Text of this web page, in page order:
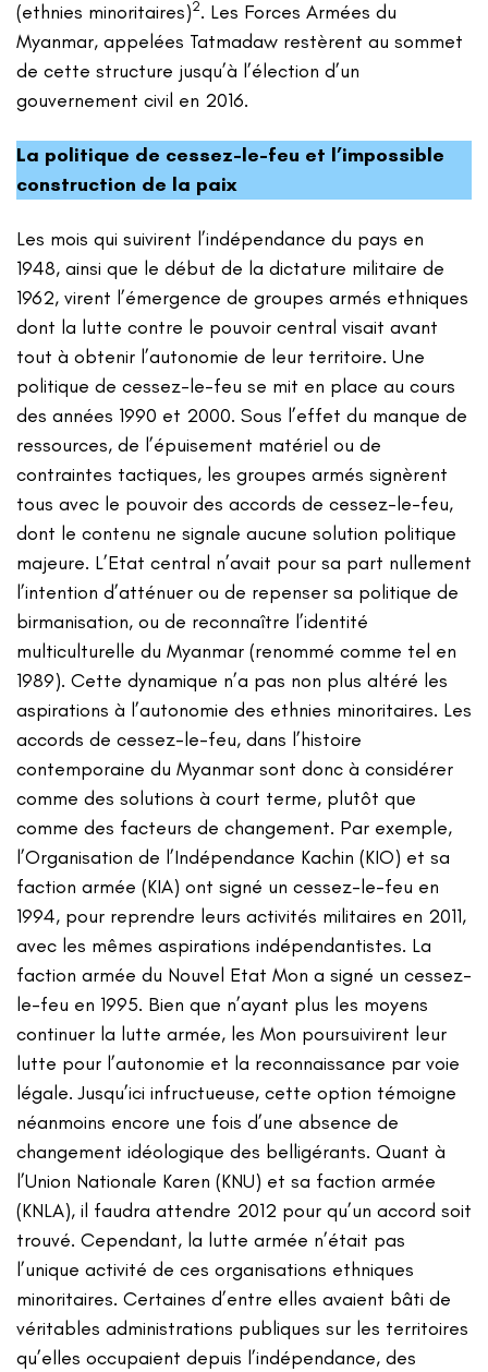
(ethnies minoritaires)2. Les Forces Armées du
Myanmar, appelées Tatmadaw restèrent au sommet
de cette structure jusqu’à l’élection d’un
gouvernement civil en 2016.
La politique de cessez-le-feu et l’impossible
construction de la paix
Les mois qui suivirent l’indépendance du pays en
1948, ainsi que le début de la dictature militaire de
1962, virent l’émergence de groupes armés ethniques
dont la lutte contre le pouvoir central visait avant
tout à obtenir l’autonomie de leur territoire. Une
politique de cessez-le-feu se mit en place au cours
des années 1990 et 2000. Sous l’effet du manque de
ressources, de l’épuisement matériel ou de
contraintes tactiques, les groupes armés signèrent
tous avec le pouvoir des accords de cessez-le-feu,
dont le contenu ne signale aucune solution politique
majeure. L’Etat central n’avait pour sa part nullement
l’intention d’atténuer ou de repenser sa politique de
birmanisation, ou de reconnaître l’identité
multiculturelle du Myanmar (renommé comme tel en
1989). Cette dynamique n’a pas non plus altéré les
aspirations à l’autonomie des ethnies minoritaires. Les
accords de cessez-le-feu, dans l’histoire
contemporaine du Myanmar sont donc à considérer
comme des solutions à court terme, plutôt que
comme des facteurs de changement. Par exemple,
l’Organisation de l’Indépendance Kachin (KIO) et sa
faction armée (KIA) ont signé un cessez-le-feu en
1994, pour reprendre leurs activités militaires en 2011,
avec les mêmes aspirations indépendantistes. La
faction armée du Nouvel Etat Mon a signé un cessez-
le-feu en 1995. Bien que n’ayant plus les moyens
continuer la lutte armée, les Mon poursuivirent leur
lutte pour l’autonomie et la reconnaissance par voie
légale. Jusqu’ici infructueuse, cette option témoigne
néanmoins encore une fois d’une absence de
changement idéologique des belligérants. Quant à
l’Union Nationale Karen (KNU) et sa faction armée
(KNLA), il faudra attendre 2012 pour qu’un accord soit
trouvé. Cependant, la lutte armée n’était pas
l’unique activité de ces organisations ethniques
minoritaires. Certaines d’entre elles avaient bâti de
véritables administrations publiques sur les territoires
qu’elles occupaient depuis l’indépendance, des